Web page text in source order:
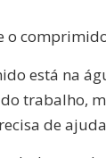
o
está na
trabalho,
de